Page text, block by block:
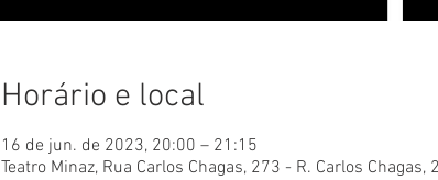
Horário e local
16 de jun. de 2023, 20:00 – 21:15
Teatro Minaz, Rua Carlos Chagas, 273 - R. Carlos